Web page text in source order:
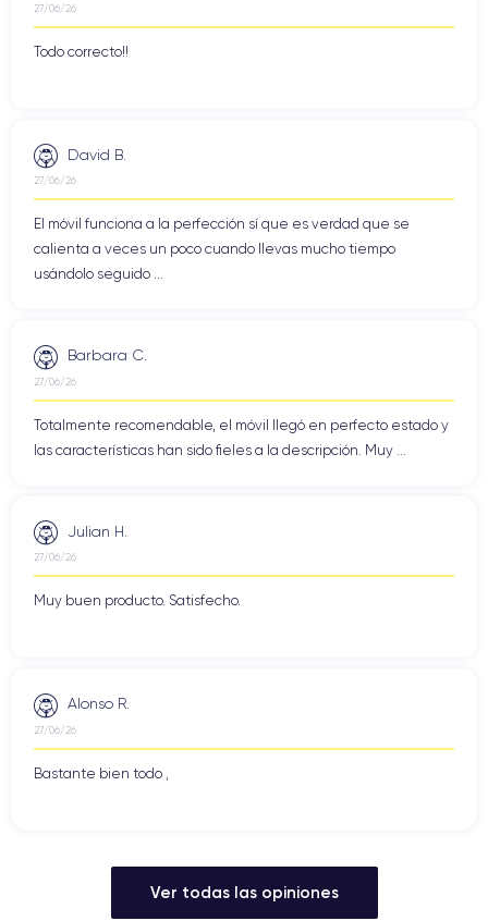
27/06/26
Todo correcto!!
David B.
27/06/26
El móvil funciona a la perfección sí que es verdad que se
calienta a veces un poco cuando llevas mucho tiempo
usándolo seguido ...
Barbara C.
27/06/26
Totalmente recomendable, el móvil llegó en perfecto estado y
las características han sido fieles a la descripción. Muy ...
Julian H.
27/06/26
Muy buen producto. Satisfecho.
Alonso R.
27/06/26
Bastante bien todo ,
Ver todas las opiniones